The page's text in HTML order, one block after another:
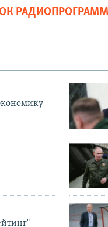
РАДИОПРОГРАММ
–